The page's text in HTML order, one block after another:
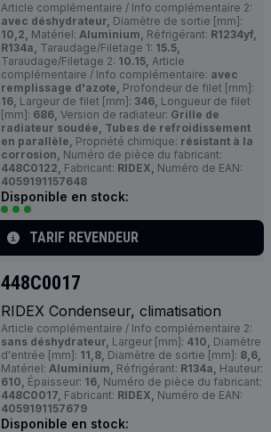
Article complémentaire / Info complémentaire 2:
avec déshydrateur, Diamètre de sortie [mm]:
10,2, Matériel: Aluminium, Réfrigérant: R1234yf,
R134a, Taraudage/Filetage 1: 15.5,
Taraudage/Filetage 2: 10.15, Article
complémentaire / Info complémentaire: avec
remplissage d'azote, Profondeur de filet [mm]:
16, Largeur de filet [mm]: 346, Longueur de filet
[mm]: 686, Version de radiateur: Grille de
radiateur soudée, Tubes de refroidissement
en parallèle, Propriété chimique: résistant à la
corrosion, Numéro de pièce du fabricant:
448C0122, Fabricant: RIDEX, Numéro de EAN:
4059191157648
Disponible en stock:
TARIF REVENDEUR
448C0017
RIDEX Condenseur, climatisation
Article complémentaire / Info complémentaire 2:
sans déshydrateur, Largeur [mm]: 410, Diamètre
d'entrée [mm]: 11,8, Diamètre de sortie [mm]: 8,6,
Matériel: Aluminium, Réfrigérant: R134a, Hauteur:
610, Épaisseur: 16, Numéro de pièce du fabricant:
448C0017, Fabricant: RIDEX, Numéro de EAN:
4059191157679
Disponible en stock: